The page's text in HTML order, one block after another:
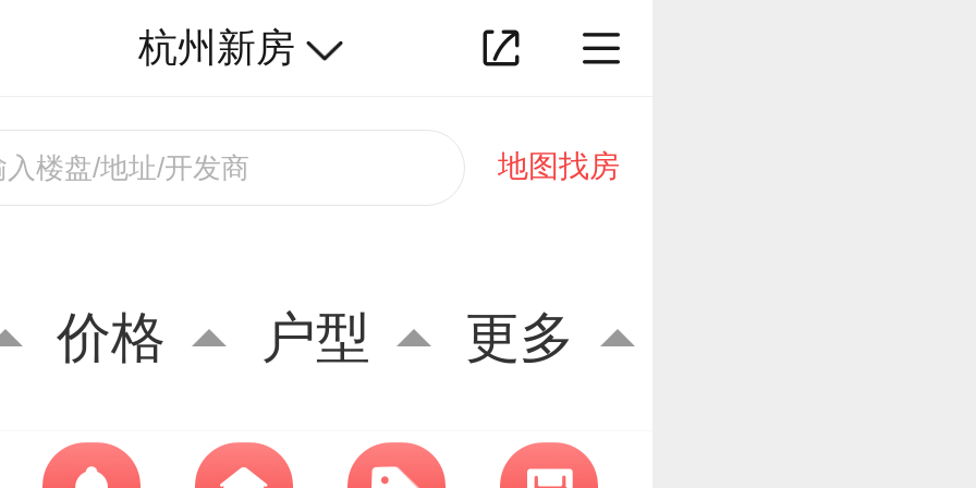
杭州新房
地图找房
价格 户型 更多